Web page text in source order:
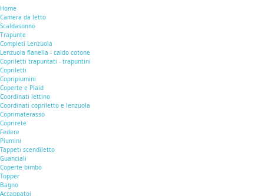
Home
Camera da letto
Scaldasonno
Trapunte
Completi Lenzuola
Lenzuola flanella - caldo cotone
Copriletti trapuntati - trapuntini
Copriletti
Copripiumini
Coperte e Plaid
Coordinati lettino
Coordinati copriletto e lenzuola
Coprimaterasso
Coprirete
Federe
Piumini
Tappeti scendiletto
Guanciali
Coperte bimbo
Topper
Bagno
Accappatoi